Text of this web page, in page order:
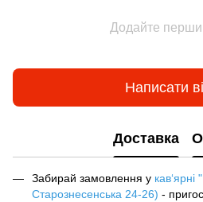
Додайте
Написати
Доставка
Забирай замовлення у кав‘ярні
Старознесенська 24-26) -